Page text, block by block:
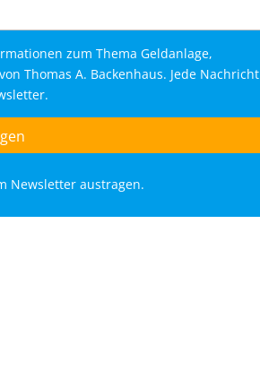
zum Thema Geldanlage,
Thomas A. Backenhaus. Jede Nachricht
Newsletter austragen.